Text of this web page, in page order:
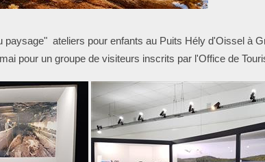
paysage" ateliers pour enfants au Puits Hély d'Oissel à
pour un groupe de visiteurs inscrits par l'Office de